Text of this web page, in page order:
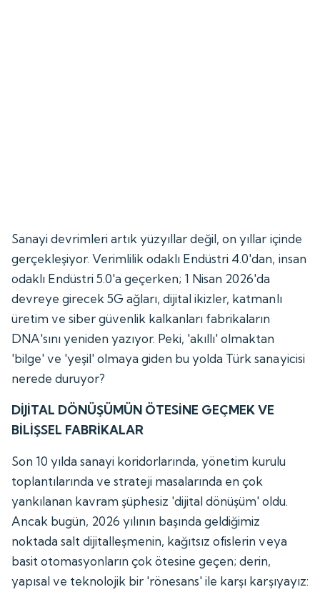
Sanayi devrimleri artık yüzyıllar değil, on yıllar içinde
gerçekleşiyor. Verimlilik odaklı Endüstri 4.0'dan, insan
odaklı Endüstri 5.0'a geçerken; 1 Nisan 2026'da
devreye girecek 5G ağları, dijital ikizler, katmanlı
üretim ve siber güvenlik kalkanları fabrikaların
DNA'sını yeniden yazıyor. Peki, 'akıllı' olmaktan
'bilge' ve 'yeşil' olmaya giden bu yolda Türk sanayicisi
nerede duruyor?
DİJİTAL DÖNÜŞÜMÜN ÖTESİNE GEÇMEK VE
BİLİŞSEL FABRİKALAR
Son 10 yılda sanayi koridorlarında, yönetim kurulu
toplantılarında ve strateji masalarında en çok
yankılanan kavram şüphesiz 'dijital dönüşüm' oldu.
Ancak bugün, 2026 yılının başında geldiğimiz
noktada salt dijitalleşmenin, kağıtsız ofislerin veya
basit otomasyonların çok ötesine geçen; derin,
yapısal ve teknolojik bir 'rönesans' ile karşı karşıyayız: